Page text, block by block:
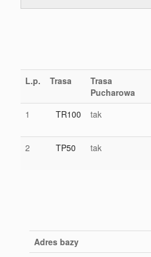
L.p. Trasa
Trasa
Pucharowa
1 TR100 tak
2
TP50 tak
Adres bazy